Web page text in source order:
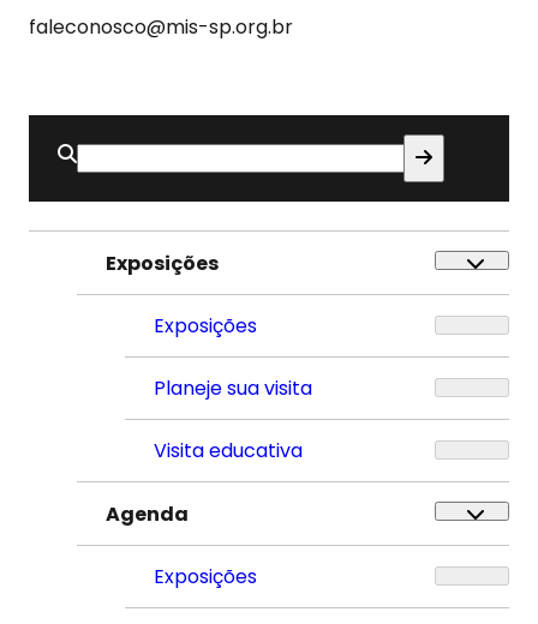
faleconosco@mis-sp.org.br
Buscar
por:
Exposições
Exposições
Planeje sua visita
Visita educativa
Agenda
Exposições